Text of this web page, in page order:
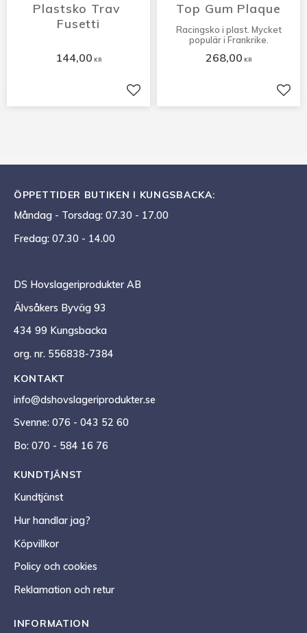
Plastsko Trav
Fusetti
144,00 KR
Lägg till i favoriter
Top Gum Plaque
Racingsko i plast. Mycket
populär i Frankrike.
268,00 KR
ÖPPETTIDER BUTIKEN I KUNGSBACKA:
Måndag - Torsdag: 07.30 - 17.00
Fredag: 07.30 - 14.00
DS Hovslageriprodukter AB
Älvsåkers Byväg 93
434 99 Kungsbacka
org. nr. 556838-7384
KONTAKT
info@dshovslageriprodukter.se
Svenne: 076 - 043 52 60
Bo: 070 - 584 16 76
KUNDTJÄNST
Kundtjänst
Hur handlar jag?
Köpvillkor
Policy och cookies
Reklamation och retur
INFORMATION